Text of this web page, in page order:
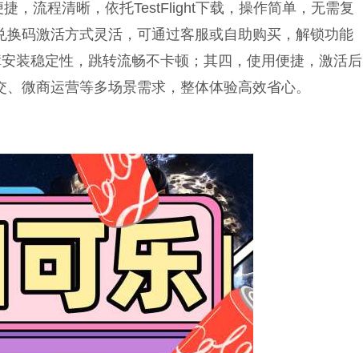
，流程清晰，依托TestFlight下载，操作简单，无需复
码激活方式灵活，可通过客服或自助购买，解锁功能
装稳定性，跳转流畅不卡顿；其四，使用便捷，激活后
微商运营等多场景需求，整体体验高效省心。